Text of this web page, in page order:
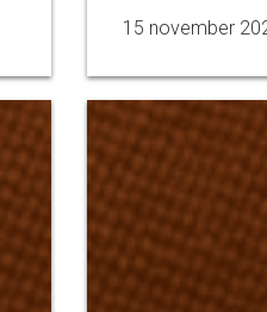
15 november